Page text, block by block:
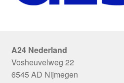
A24 Nederland
Vosheuvelweg 22
6545 AD Nijmegen